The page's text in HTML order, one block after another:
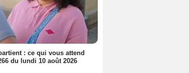
: ce qui vous attend
du lundi 10 août 2026